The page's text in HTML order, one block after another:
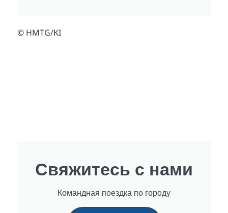
© HMTG/KI
Свяжитесь с нами
Командная поездка по городу